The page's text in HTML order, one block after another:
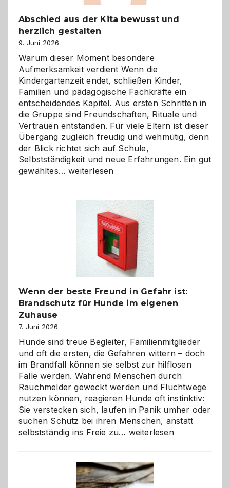
Abschied aus der Kita bewusst und
herzlich gestalten
9. Juni 2026
Warum dieser Moment besondere
Aufmerksamkeit verdient Wenn die
Kindergartenzeit endet, schließen Kinder,
Familien und pädagogische Fachkräfte ein
entscheidendes Kapitel. Aus ersten Schritten in
die Gruppe sind Freundschaften, Rituale und
Vertrauen entstanden. Für viele Eltern ist dieser
Übergang zugleich freudig und wehmütig, denn
der Blick richtet sich auf Schule,
Selbstständigkeit und neue Erfahrungen. Ein gut
gewähltes…Abschied
bewusst
herzlich
gestalten
weiterlesen
Wenn der beste Freund in Gefahr ist:
Brandschutz für Hunde im eigenen
Zuhause
7. Juni 2026
Hunde sind treue Begleiter, Familienmitglieder
und oft die ersten, die Gefahren wittern – doch
im Brandfall können sie selbst zur hilflosen
Falle werden. Während Menschen durch
Rauchmelder geweckt werden und Fluchtwege
nutzen können, reagieren Hunde oft instinktiv:
Sie verstecken sich, laufen in Panik umher oder
suchen Schutz bei ihren Menschen, anstatt
selbstständig ins Freie zu… Wenn
Freund
in
weiterlesen